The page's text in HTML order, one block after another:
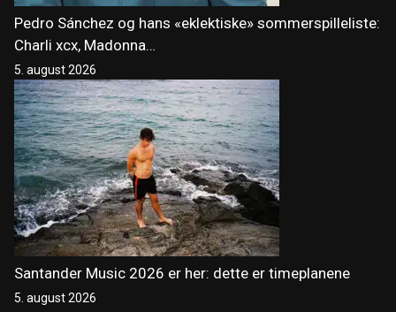
Pedro Sánchez og hans «eklektiske» sommerspilleliste:
Charli xcx, Madonna…
5. august 2026
Santander Music 2026 er her: dette er timeplanene
5. august 2026